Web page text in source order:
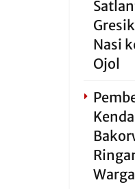
Nasi
Ojol
Warga